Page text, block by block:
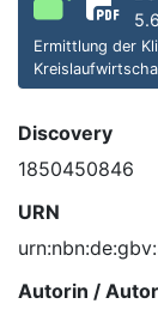
Ermittlung der
Discovery
1850450846
URN
Autorin / Autor